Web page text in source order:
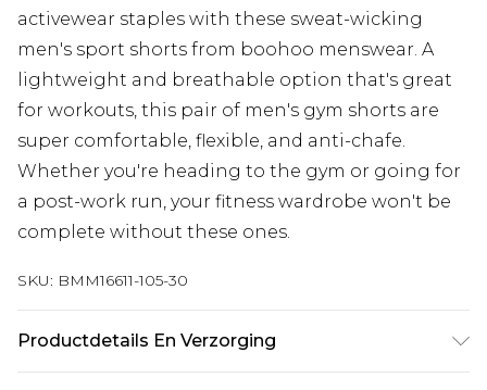
activewear staples with these sweat-wicking
men's sport shorts from boohoo menswear. A
lightweight and breathable option that's great
for workouts, this pair of men's gym shorts are
super comfortable, flexible, and anti-chafe.
Whether you're heading to the gym or going for
a post-work run, your fitness wardrobe won't be
complete without these ones.
SKU: BMM16611-105-30
Productdetails En Verzorging